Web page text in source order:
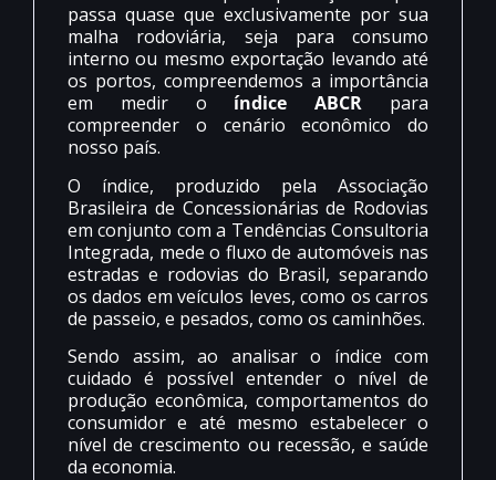
passa quase que exclusivamente por sua
malha rodoviária, seja para consumo
interno ou mesmo exportação levando até
os portos, compreendemos a importância
em medir o índice ABCR para
compreender o cenário econômico do
nosso país.
O índice, produzido pela Associação
Brasileira de Concessionárias de Rodovias
em conjunto com a Tendências Consultoria
Integrada, mede o fluxo de automóveis nas
estradas e rodovias do Brasil, separando
os dados em veículos leves, como os carros
de passeio, e pesados, como os caminhões.
Sendo assim, ao analisar o índice com
cuidado é possível entender o nível de
produção econômica, comportamentos do
consumidor e até mesmo estabelecer o
nível de crescimento ou recessão, e saúde
da economia.